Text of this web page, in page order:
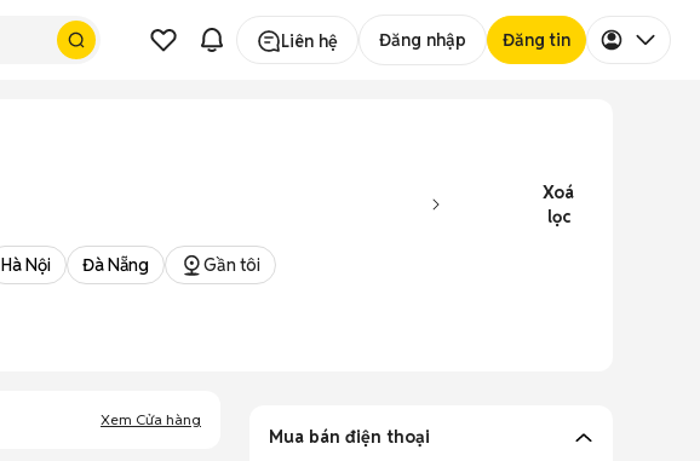
Liên hệ Đăng nhập Đăng tin
Xoá
lọc
Hà Nội Đà Nẵng Gần tôi
Xem Cửa hàng
Mua bán điện thoại